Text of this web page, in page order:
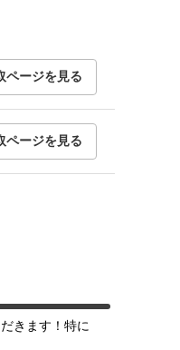
ページを見る
ページを見る
きます！特に